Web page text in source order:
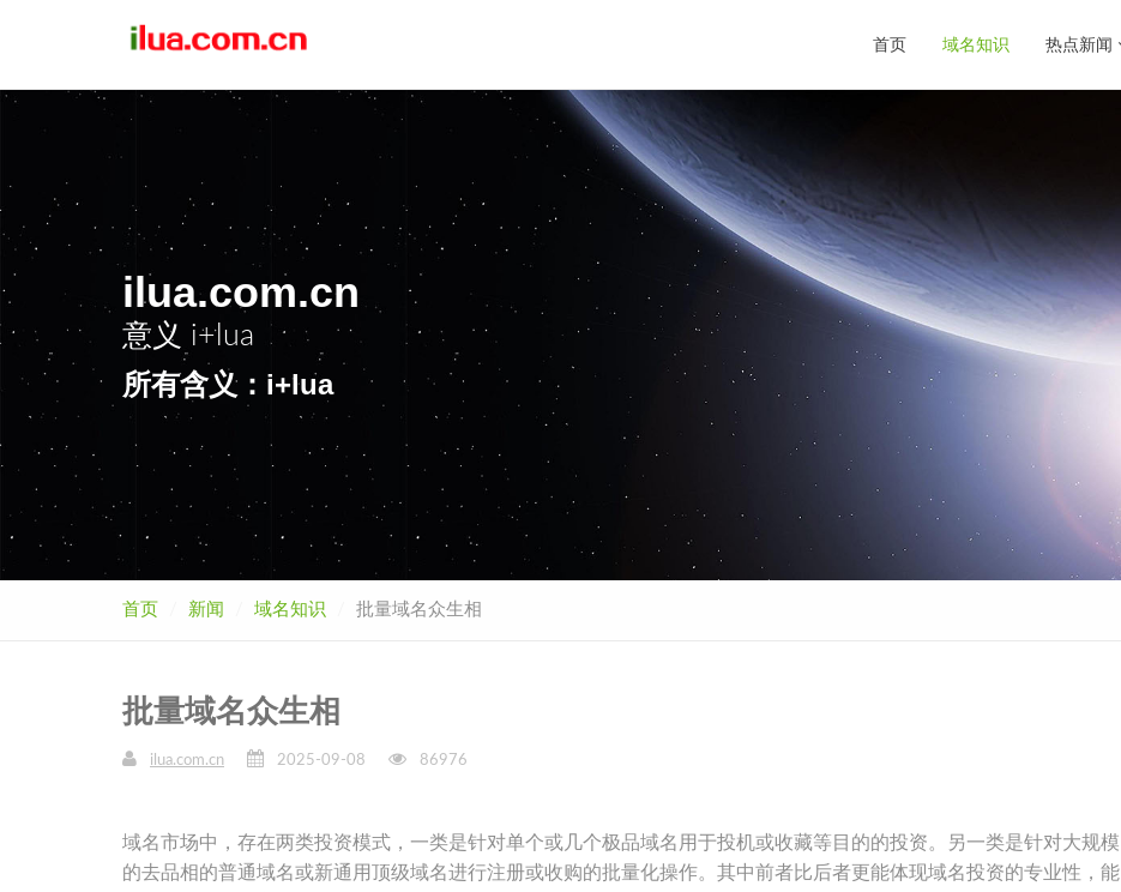
首页 域名知识 热点新闻
ilua.com.cn
意义 i+lua
所有含义：i+lua
首页 新闻 域名知识 批量域名众生相
批量域名众生相
ilua.com.cn 2025-09-08 86976
域名市场中，存在两类投资模式，一类是针对单个或几个极品域名用于投机或收藏等目的的投资。另一类是针对大规模
的去品相的普通域名或新通用顶级域名进行注册或收购的批量化操作。其中前者比后者更能体现域名投资的专业性，能